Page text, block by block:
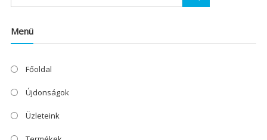
Menü
Főoldal
Újdonságok
Üzleteink